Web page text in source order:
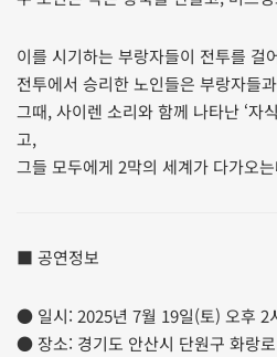
이를 시기하는 부랑자들이 전투를 걸
전투에서 승리한 노인들은 부랑자들
그때, 사이렌 소리와 함께 나타난 ‘자
고,
그들 모두에게 2막의 세계가 다가오
■ 공연정보
● 일시: 2025년 7월 19일(토) 오후 2
● 장소: 경기도 안산시 단원구 화랑